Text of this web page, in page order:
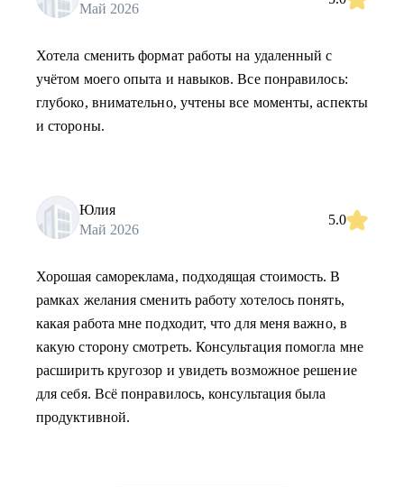
Май 2026
Хотела сменить формат работы на удаленный с
учётом моего опыта и навыков. Все понравилось:
глубоко, внимательно, учтены все моменты, аспекты
и стороны.
Юлия
Май 2026
5.0
Хорошая самореклама, подходящая стоимость. В
рамках желания сменить работу хотелось понять,
какая работа мне подходит, что для меня важно, в
какую сторону смотреть. Консультация помогла мне
расширить кругозор и увидеть возможное решение
для себя. Всё понравилось, консультация была
продуктивной.